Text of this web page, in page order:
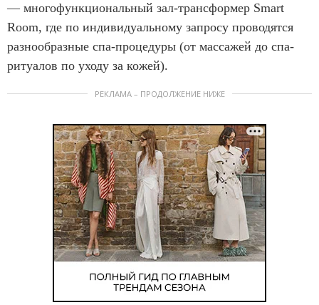
— многофункциональный зал-трансформер Smart
Room, где по индивидуальному запросу проводятся
разнообразные спа-процедуры (от массажей до спа-
ритуалов по уходу за кожей).
РЕКЛАМА – ПРОДОЛЖЕНИЕ НИЖЕ